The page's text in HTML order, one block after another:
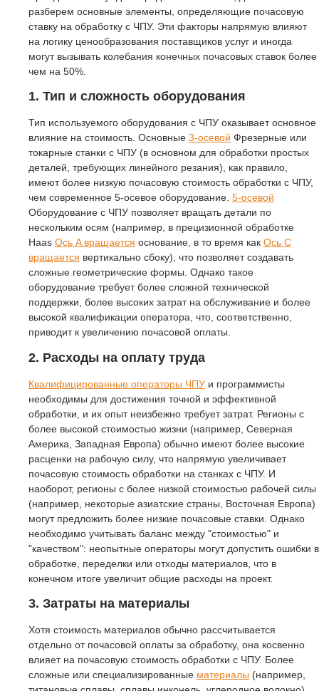
разберем основные элементы, определяющие почасовую
ставку на обработку с ЧПУ. Эти факторы напрямую влияют
на логику ценообразования поставщиков услуг и иногда
могут вызывать колебания конечных почасовых ставок более
чем на 50%.
1. Тип и сложность оборудования
Тип используемого оборудования с ЧПУ оказывает основное
влияние на стоимость. Основные 3-осевой Фрезерные или
токарные станки с ЧПУ (в основном для обработки простых
деталей, требующих линейного резания), как правило,
имеют более низкую почасовую стоимость обработки с ЧПУ,
чем современное 5-осевое оборудование. 5-осевой
Оборудование с ЧПУ позволяет вращать детали по
нескольким осям (например, в прецизионной обработке
Haas Ось A вращается основание, в то время как Ось C
вращается вертикально сбоку), что позволяет создавать
сложные геометрические формы. Однако такое
оборудование требует более сложной технической
поддержки, более высоких затрат на обслуживание и более
высокой квалификации оператора, что, соответственно,
приводит к увеличению почасовой оплаты.
2. Расходы на оплату труда
Квалифицированные операторы ЧПУ и программисты
необходимы для достижения точной и эффективной
обработки, и их опыт неизбежно требует затрат. Регионы с
более высокой стоимостью жизни (например, Северная
Америка, Западная Европа) обычно имеют более высокие
расценки на рабочую силу, что напрямую увеличивает
почасовую стоимость обработки на станках с ЧПУ. И
наоборот, регионы с более низкой стоимостью рабочей силы
(например, некоторые азиатские страны, Восточная Европа)
могут предложить более низкие почасовые ставки. Однако
необходимо учитывать баланс между "стоимостью" и
"качеством": неопытные операторы могут допустить ошибки в
обработке, переделки или отходы материалов, что в
конечном итоге увеличит общие расходы на проект.
3. Затраты на материалы
Хотя стоимость материалов обычно рассчитывается
отдельно от почасовой оплаты за обработку, она косвенно
влияет на почасовую стоимость обработки с ЧПУ. Более
сложные или специализированные материалы (например,